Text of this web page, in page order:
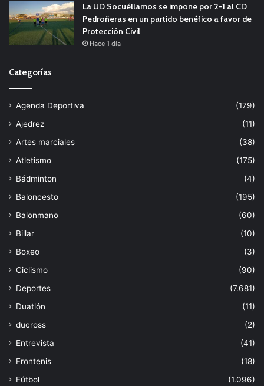
La UD Socuéllamos se impone por 2-1 al CD
Pedroñeras en un partido benéfico a favor de
Protección Civil
Hace 1 día
Categorías
Agenda Deportiva
(179)
Ajedrez
(11)
Artes marciales
(38)
Atletismo
(175)
Bádminton
(4)
Baloncesto
(195)
Balonmano
(60)
Billar
(10)
Boxeo
(3)
Ciclismo
(90)
Deportes
(7.681)
Duatlón
(11)
ducross
(2)
Entrevista
(41)
Frontenis
(18)
Fútbol
(1.096)